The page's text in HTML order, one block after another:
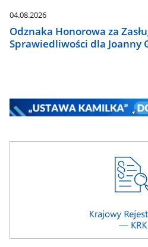
04.08.2026
Odznaka Honorowa za
Sprawiedliwości dla Joanny